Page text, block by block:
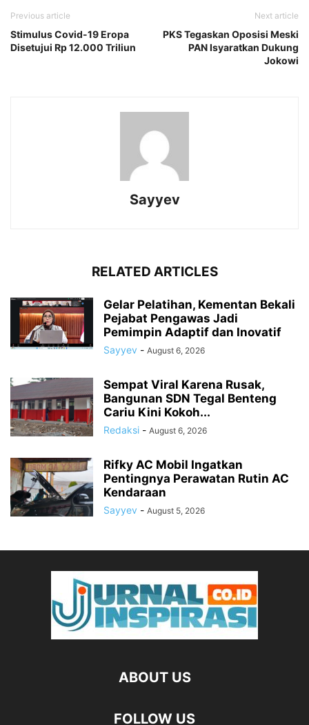
Previous article
Stimulus Covid-19 Eropa
Disetujui Rp 12.000 Triliun
Next article
PKS Tegaskan Oposisi Meski
PAN Isyaratkan Dukung
Jokowi
Sayyev
RELATED ARTICLES
Gelar Pelatihan, Kementan Bekali
Pejabat Pengawas Jadi
Pemimpin Adaptif dan Inovatif
Sayyev - August 6, 2026
Sempat Viral Karena Rusak,
Bangunan SDN Tegal Benteng
Cariu Kini Kokoh...
Redaksi - August 6, 2026
Rifky AC Mobil Ingatkan
Pentingnya Perawatan Rutin AC
Kendaraan
Sayyev - August 5, 2026
ABOUT US
FOLLOW US